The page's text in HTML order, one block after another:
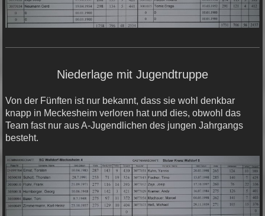
Niederlage mit Jugendtruppe
Von der Fünften ist nur bekannt, dass sie wohl denkbar
knapp in Meckesheim verloren hat und dies, obwohl das
Team fast nur aus A-Jugendlichen des jungen Jahrgangs
besteht.